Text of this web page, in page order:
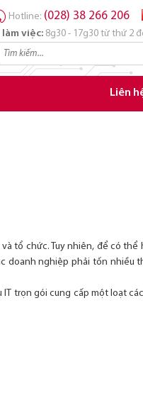
Hotline: (028) 38 266 206
việc: 8g30 - 17g30 từ thứ 2
Liên
tổ chức. Tuy nhiên, để có thể
doanh nghiệp phải tốn nhiều
trọn gói cung cấp một loạt